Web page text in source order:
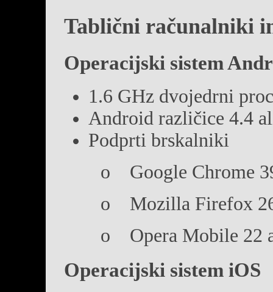
Tablični računalniki
Operacijski sistem
1.6 GHz dvojedrni
Android različice 4.4
Podprti brskalniki
o Google Chrome
o Mozilla Firefox
o Opera Mobile 22
Operacijski sistem iOS